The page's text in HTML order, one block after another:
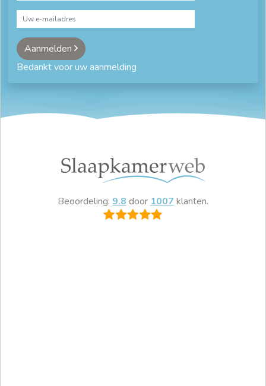
Aanmelden
Bedankt voor uw aanmelding
Beoordeling: 9.8 door 1007 klanten.